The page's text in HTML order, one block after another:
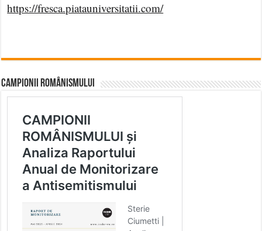
https://fresca.piatauniversitatii.com/
CAMPIONII ROMÂNISMULUI